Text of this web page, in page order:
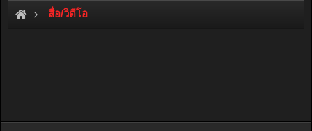
สื่อ/วิดีโอ